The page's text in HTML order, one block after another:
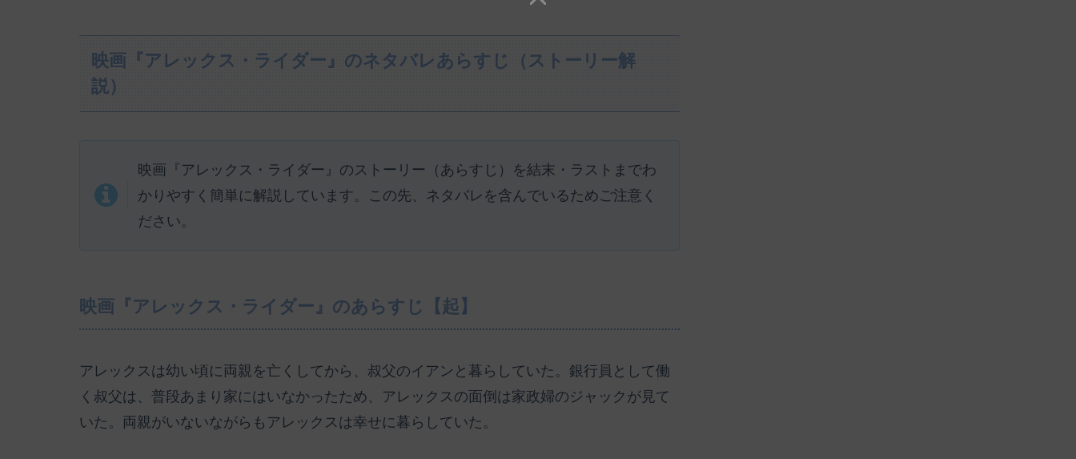
映画『アレックス・ライダー』のネタバレあらすじ（ストーリー解
説）
映画『アレックス・ライダー』のストーリー（あらすじ）を結末・ラストまでわ
かりやすく簡単に解説しています。この先、ネタバレを含んでいるためご注意く
ださい。
映画『アレックス・ライダー』のあらすじ【起】
アレックスは幼い頃に両親を亡くしてから、叔父のイアンと暮らしていた。銀行員として働
く叔父は、普段あまり家にはいなかったため、アレックスの面倒は家政婦のジャックが見て
いた。両親がいないながらもアレックスは幸せに暮らしていた。